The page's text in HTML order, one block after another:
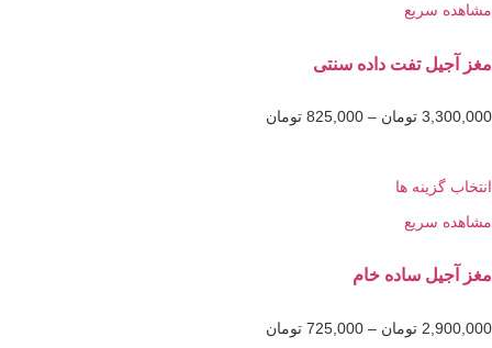
سریع
تفت داده سنتی
تومان –
825,000 تومان
ها
سریع
ساده خام
تومان –
725,000 تومان